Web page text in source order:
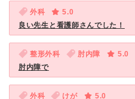
外科
5.0
良い先生と看護師さんでした！
整形外科 肘内障
5.0
肘内障で
外科 けが
5.0